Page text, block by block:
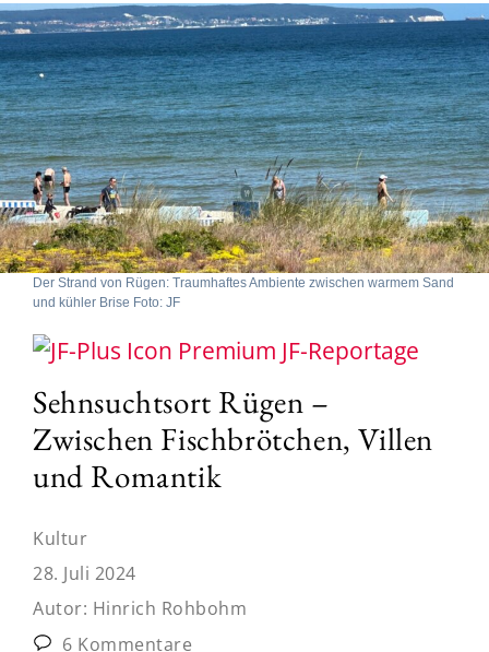
Der Strand von Rügen: Traumhaftes Ambiente zwischen warmem Sand
und kühler Brise Foto: JF
JF-Reportage
Sehnsuchtsort Rügen –
Zwischen Fischbrötchen, Villen
und Romantik
Kultur
28. Juli 2024
Autor: Hinrich Rohbohm
6 Kommentare